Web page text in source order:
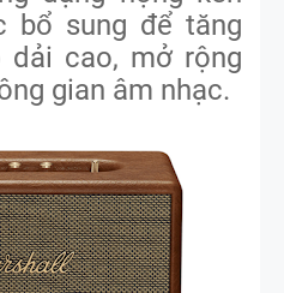
bổ sung để tăng
cao, mở rộng
gian âm nhạc.